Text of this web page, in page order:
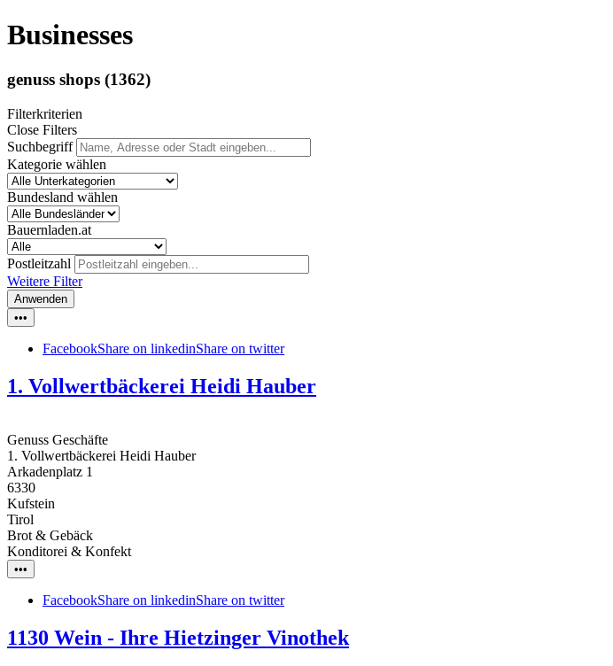
Businesses
genuss shops (1362)
Filterkriterien
Close Filters
Suchbegriff
Kategorie wählen
Bundesland wählen
Bauernladen.at
Postleitzahl
Weitere Filter
Anwenden
•••
FacebookShare on linkedinShare on twitter
1. Vollwertbäckerei Heidi Hauber
Genuss Geschäfte
1. Vollwertbäckerei Heidi Hauber
Arkadenplatz 1
6330
Kufstein
Tirol
Brot & Gebäck
Konditorei & Konfekt
•••
FacebookShare on linkedinShare on twitter
1130 Wein - Ihre Hietzinger Vinothek